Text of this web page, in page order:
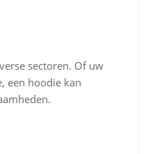
sectoren. Of uw
een hoodie kan